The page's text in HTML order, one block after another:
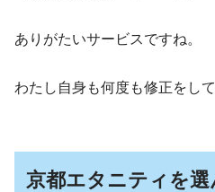
ありがたいサービスですね。
わたし自身も何度も修正をし
京都エタニティを